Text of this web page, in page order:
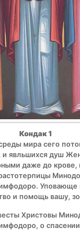
Кондак 1
мира сего
и явльшихся душ
даже до крове,
Уповающе
и помощь вашу,
Христовы
о